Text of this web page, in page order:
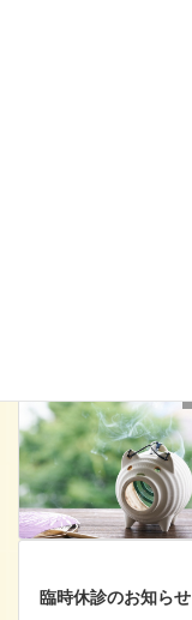
臨時休診のお知らせ